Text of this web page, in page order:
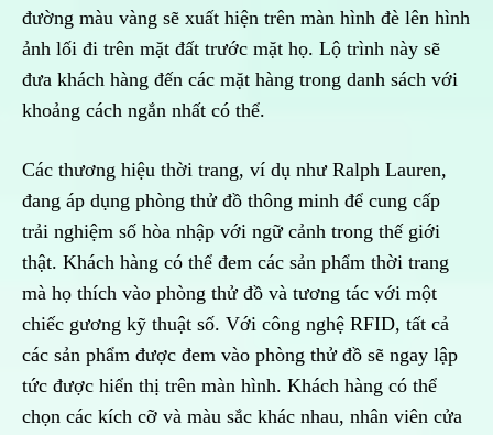
đường màu vàng sẽ xuất hiện trên màn hình đè lên hình
ảnh lối đi trên mặt đất trước mặt họ. Lộ trình này sẽ
đưa khách hàng đến các mặt hàng trong danh sách với
khoảng cách ngắn nhất có thể.
Các thương hiệu thời trang, ví dụ như Ralph Lauren,
đang áp dụng phòng thử đồ thông minh để cung cấp
trải nghiệm số hòa nhập với ngữ cảnh trong thế giới
thật. Khách hàng có thể đem các sản phẩm thời trang
mà họ thích vào phòng thử đồ và tương tác với một
chiếc gương kỹ thuật số. Với công nghệ RFID, tất cả
các sản phẩm được đem vào phòng thử đồ sẽ ngay lập
tức được hiển thị trên màn hình. Khách hàng có thể
chọn các kích cỡ và màu sắc khác nhau, nhân viên cửa